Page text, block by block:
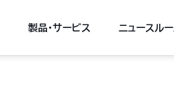
製品・サービス ニュースル